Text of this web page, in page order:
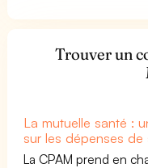
Trouver un
La mutuelle santé :
sur les dépenses de
La CPAM prend en